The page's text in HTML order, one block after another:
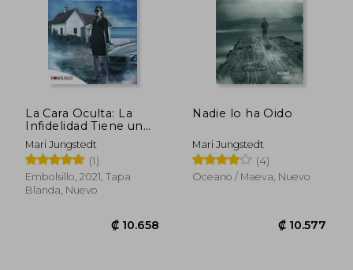
₡ 10.607
La Cara Oculta: La
Infidelidad Tiene un
Precio muy Alto
(Embolsillo)
Mari Jungstedt
(1)
Embolsillo, 2021, Tapa
Blanda, Nuevo
Nadie lo ha Oido
Mari Jungstedt
(4)
Oceano / Maeva, Nuevo